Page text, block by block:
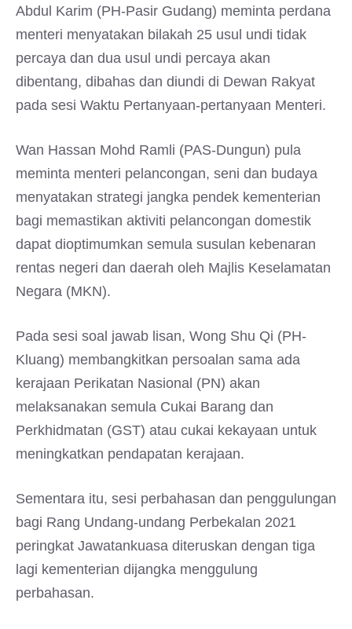
Abdul Karim (PH-Pasir Gudang) meminta perdana
menteri menyatakan bilakah 25 usul undi tidak
percaya dan dua usul undi percaya akan
dibentang, dibahas dan diundi di Dewan Rakyat
pada sesi Waktu Pertanyaan-pertanyaan Menteri.
Wan Hassan Mohd Ramli (PAS-Dungun) pula
meminta menteri pelancongan, seni dan budaya
menyatakan strategi jangka pendek kementerian
bagi memastikan aktiviti pelancongan domestik
dapat dioptimumkan semula susulan kebenaran
rentas negeri dan daerah oleh Majlis Keselamatan
Negara (MKN).
Pada sesi soal jawab lisan, Wong Shu Qi (PH-
Kluang) membangkitkan persoalan sama ada
kerajaan Perikatan Nasional (PN) akan
melaksanakan semula Cukai Barang dan
Perkhidmatan (GST) atau cukai kekayaan untuk
meningkatkan pendapatan kerajaan.
Sementara itu, sesi perbahasan dan penggulungan
bagi Rang Undang-undang Perbekalan 2021
peringkat Jawatankuasa diteruskan dengan tiga
lagi kementerian dijangka menggulung
perbahasan.